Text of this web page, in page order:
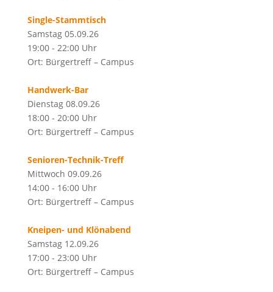
Single-Stammtisch
Samstag 05.09.26
19:00 - 22:00 Uhr
Ort: Bürgertreff – Campus
Handwerk-Bar
Dienstag 08.09.26
18:00 - 20:00 Uhr
Ort: Bürgertreff – Campus
Senioren-Technik-Treff
Mittwoch 09.09.26
14:00 - 16:00 Uhr
Ort: Bürgertreff – Campus
Kneipen- und Klönabend
Samstag 12.09.26
17:00 - 23:00 Uhr
Ort: Bürgertreff – Campus